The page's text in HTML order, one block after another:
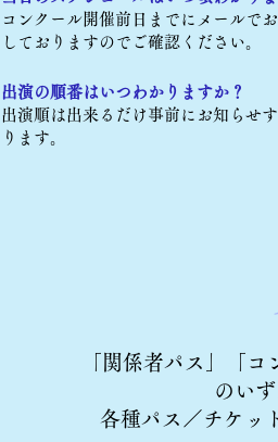
コンクール開催前日までにメールで
しておりますのでご確認ください。
出演の順番はいつわかりますか？
出演順は出来るだけ事前にお知らせ
ります。
「関係者パス」「
のい
各種パス／チケッ